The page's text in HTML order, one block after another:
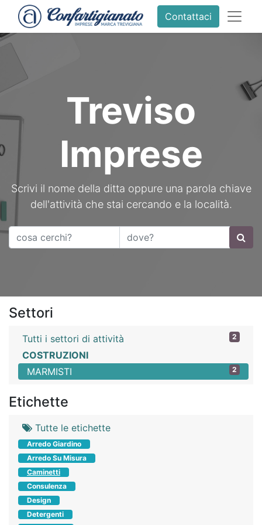
Contattaci
Treviso
Imprese
Scrivi il nome della ditta oppure una parola chiave
dell'attività che stai cercando e la località.
Settori
2
Tutti i settori di attività
COSTRUZIONI
2
MARMISTI
Etichette
Tutte le etichette
Arredo Giardino
Arredo Su Misura
Caminetti
Consulenza
Design
Detergenti